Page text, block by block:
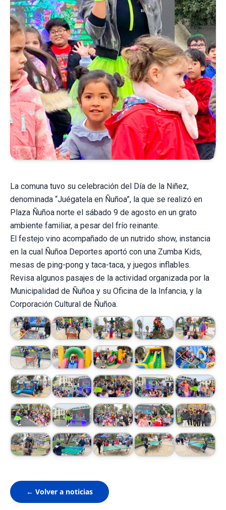
La comuna tuvo su celebración del Día de la Niñez,
denominada “Juégatela en Ñuñoa”, la que se realizó en
Plaza Ñuñoa norte el sábado 9 de agosto en un grato
ambiente familiar, a pesar del frío reinante.
El festejo vino acompañado de un nutrido show, instancia
en la cual Ñuñoa Deportes aportó con una Zumba Kids,
mesas de ping-pong y taca-taca, y juegos inflables.
Revisa algunos pasajes de la actividad organizada por la
Municipalidad de Ñuñoa y su Oficina de la Infancia, y la
Corporación Cultural de Ñuñoa.
← Volver a noticias